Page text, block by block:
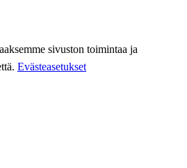
sivuston toimintaa ja
Evästeasetukset